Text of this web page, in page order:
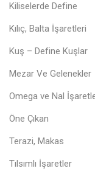
Kiliselerde Define
Kılıç, Balta İşaretleri
Kuş – Define Kuşlar
Mezar Ve Gelenekler
Omega ve Nal
Öne Çıkan
Terazi, Makas
Tılsımlı İşaretler